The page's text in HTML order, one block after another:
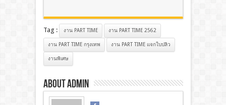
Tag : งาน PART TIME งาน PART TIME 2562
งาน PART TIME กรุงเทพ งาน PART TIME แจกใบปลิว
งานพิเศษ
About admin